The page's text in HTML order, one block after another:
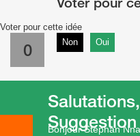
Voter pour cette idée
0 Non Oui
Bonjour Stephan